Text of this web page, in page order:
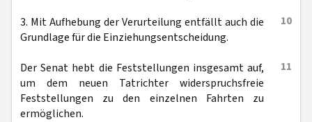
10
3. Mit Aufhebung der Verurteilung entfällt auch die
Grundlage für die Einziehungsentscheidung.
11
Der Senat hebt die Feststellungen insgesamt auf,
um dem neuen Tatrichter widerspruchsfreie
Feststellungen zu den einzelnen Fahrten zu
ermöglichen.